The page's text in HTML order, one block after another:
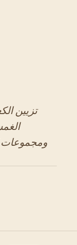
تزيين
ومجموعات